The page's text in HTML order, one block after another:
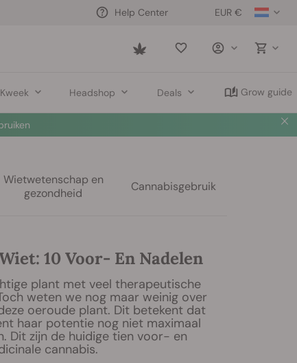
EUR €
Help Center
Saved
Kweek Headshop Deals Grow guide
Wietwetenschap en
gezondheid
Cannabisgebruik
10 Voor- En Nadelen
plant met veel therapeutische
weten we nog maar weinig over
oeroude plant. Dit betekent dat
haar potentie nog niet maximaal
Dit zijn de huidige tien voor- en
cannabis.